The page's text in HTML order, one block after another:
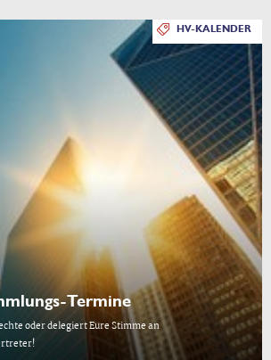
HV-KALENDER
Termine
oder delegiert Eure Stimme an